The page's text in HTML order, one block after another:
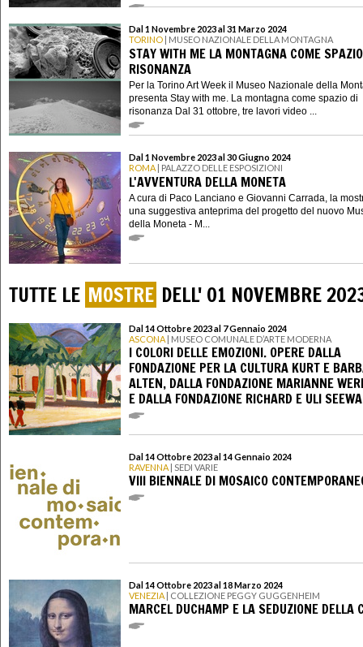
Dal 1 Novembre 2023 al 31 Marzo 2024
TORINO | MUSEO NAZIONALE DELLA MONTAGNA
STAY WITH ME LA MONTAGNA COME
RISONANZA
Per la Torino Art Week il Museo Nazionale della
presenta Stay with me. La montagna come spazio di
risonanza Dal 31 ottobre, tre lavori video ...
Dal 1 Novembre 2023 al 30 Giugno 2024
ROMA | PALAZZO DELLE ESPOSIZIONI
L'AVVENTURA DELLA MONETA
A cura di Paco Lanciano e Giovanni Carrada, la
una suggestiva anteprima del progetto del nuovo
della Moneta - M...
TUTTE LE MOSTRE DELL' 01 NOVEMBRE
Dal 14 Ottobre 2023 al 7 Gennaio 2024
ASCONA | MUSEO COMUNALE D’ARTE MODERNA
I COLORI DELLE EMOZIONI. OPERE DALLA
FONDAZIONE PER LA CULTURA KURT E
ALTEN, DALLA FONDAZIONE MARIANNE
E DALLA FONDAZIONE RICHARD E ULI
Dal 14 Ottobre 2023 al 14 Gennaio 2024
RAVENNA | SEDI VARIE
VIII BIENNALE DI MOSAICO
Dal 14 Ottobre 2023 al 18 Marzo 2024
VENEZIA | COLLEZIONE PEGGY GUGGENHEIM
MARCEL DUCHAMP E LA SEDUZIONE DELLA